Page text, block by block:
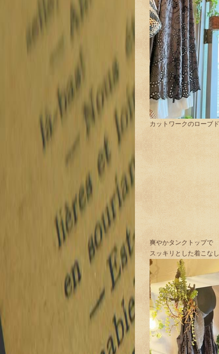
カットワークのローブ
爽やかタンクトップで
スッキリとした着こなし